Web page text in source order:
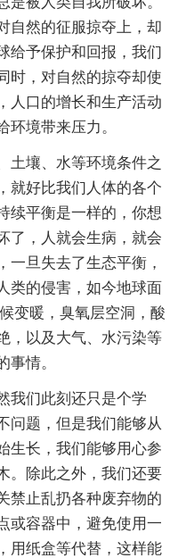
自然的征服掠夺上，却
给予保护和回报，我们
时，对自然的掠夺却使
人口的增长和生产活动
环境带来压力。
土壤、水等环境条件之
就好比我们人体的各个
续平衡是一样的，你想
了，人就会生病，就会
一旦失去了生态平衡，
类的侵害，如今地球面
变暖，臭氧层空洞，酸
，以及大气、水污染等
事情。
我们此刻还只是个学
问题，但是我们能够从
生长，我们能够用心参
。除此之外，我们还要
禁止乱扔各种废弃物的
或容器中，避免使用一
用纸盒等代替，这样能